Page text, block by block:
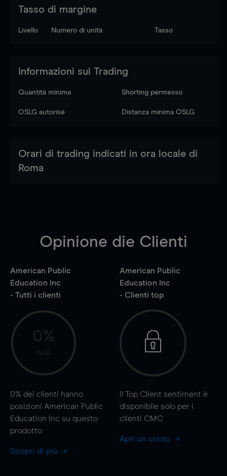
Tasso di margine
Livello Numero di unità Tasso
Informazioni sul Trading
Quantità minima Shorting permesso
OSLG autorisé Distanza minima OSLG
Orari di trading indicati in ora locale di
Roma
Opinione die Clienti
American Public
Education Inc
- Tutti i clienti
0%
N/A
0% dei clienti hanno
posizioni American Public
Education Inc su questo
prodotto
Scopri di più
American Public
Education Inc
- Clienti top
Il Top Client sentiment è
disponibile solo per i
clienti CMC
Apri un conto